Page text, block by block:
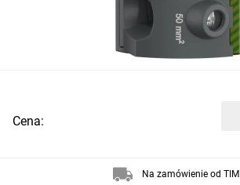
Cena:
Na zamówienie od TIM